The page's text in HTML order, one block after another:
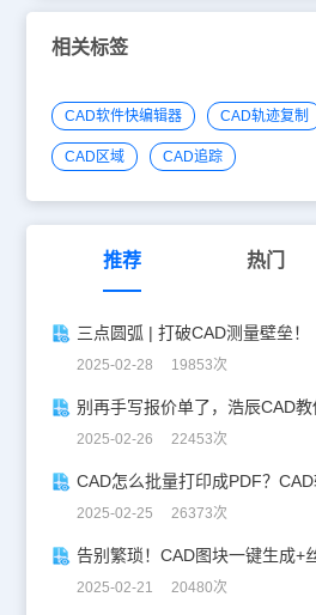
相关标签
CAD软件快编辑器 CAD轨迹复制
CAD区域 CAD追踪
推荐 热门
三点圆弧 | 打破CAD测量壁垒！
2025-02-28 19853次
别再手写报价单了，浩辰CAD教
2025-02-26 22453次
2025-02-25 26373次
告别繁琐！CAD图块一键生成+
2025-02-21 20480次